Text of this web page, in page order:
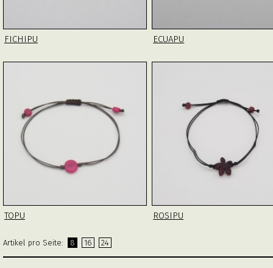
FICHIPU ECUAPU
TOPU ROSIPU
Artikel pro Seite: 8 16 24